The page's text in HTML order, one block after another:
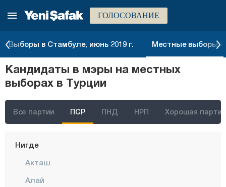
ГОЛОСОВАНИЕ
Выборы в Стамбуле, июнь 2019 г. Местные выборы
Кандидаты в мэры на местных
выборах в Турции
Все партии ПСР ПНД НРП Хорошая партия
Малатья
Мерсин
Мугла
Невшехир
Нигде
Акташ
Алай